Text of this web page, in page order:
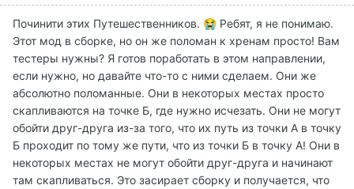
Починити этих Путешественников. 😭 Ребят, я не понимаю.
Этот мод в сборке, но он же поломан к хренам просто! Вам
тестеры нужны? Я готов поработать в этом направлении,
если нужно, но давайте что-то с ними сделаем. Они же
абсолютно поломанные. Они в некоторых местах просто
скапливаются на точке Б, где нужно исчезать. Они не могут
обойти друг-друга из-за того, что их путь из точки А в точку
Б проходит по тому же пути, что из точки Б в точку А! Они в
некоторых местах не могут обойти друг-друга и начинают
там скапливаться. Это засирает сборку и получается, что